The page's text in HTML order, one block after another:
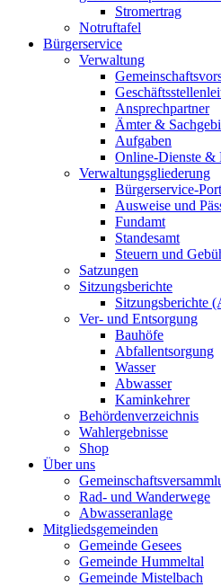
Stromertrag
Notruftafel
Bürgerservice
Verwaltung
Ansprechpartner
Ämter &
Aufgaben
Online-Dienste &
Verwaltungsgliederung
Bürgerservice-
Ausweise und
Fundamt
Standesamt
Steuern und
Satzungen
Sitzungsberichte
Sitzungsberichte
Ver- und Entsorgung
Bauhöfe
Abfallentsorgung
Wasser
Abwasser
Kaminkehrer
Behördenverzeichnis
Wahlergebnisse
Shop
Über uns
Rad- und Wanderwege
Abwasseranlage
Mitgliedsgemeinden
Gemeinde Gesees
Gemeinde Hummeltal
Gemeinde Mistelbach